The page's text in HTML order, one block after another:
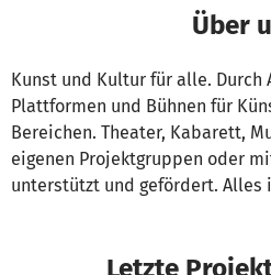
Über
Kunst und Kultur für alle. Durch
Plattformen und Bühnen für
Bereichen. Theater, Kabarett,
eigenen Projektgruppen oder
unterstützt und gefördert. Alles
Letzte